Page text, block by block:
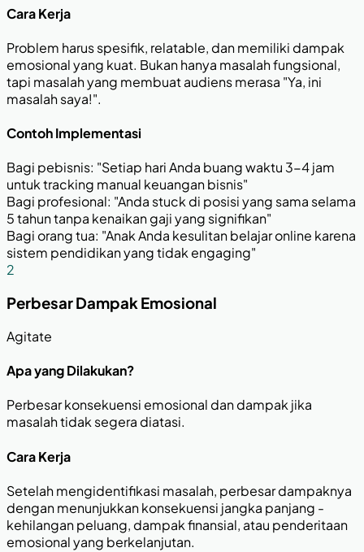
Cara Kerja
Problem harus spesifik, relatable, dan memiliki dampak
emosional yang kuat. Bukan hanya masalah fungsional,
tapi masalah yang membuat audiens merasa "Ya, ini
masalah saya!".
Contoh Implementasi
Bagi pebisnis: "Setiap hari Anda buang waktu 3-4 jam
untuk tracking manual keuangan bisnis"
Bagi profesional: "Anda stuck di posisi yang sama selama
5 tahun tanpa kenaikan gaji yang signifikan"
Bagi orang tua: "Anak Anda kesulitan belajar online karena
sistem pendidikan yang tidak engaging"
2
Perbesar Dampak Emosional
Agitate
Apa yang Dilakukan?
Perbesar konsekuensi emosional dan dampak jika
masalah tidak segera diatasi.
Cara Kerja
Setelah mengidentifikasi masalah, perbesar dampaknya
dengan menunjukkan konsekuensi jangka panjang -
kehilangan peluang, dampak finansial, atau penderitaan
emosional yang berkelanjutan.